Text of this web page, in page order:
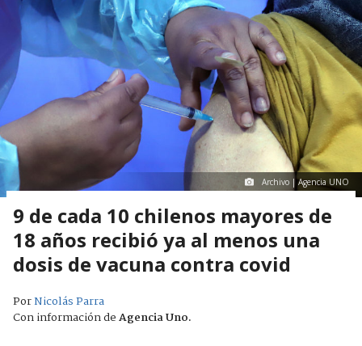
Archivo | Agencia UNO
9 de cada 10 chilenos mayores de
18 años recibió ya al menos una
dosis de vacuna contra covid
PorNicolás Parra
Con información deAgencia Uno.